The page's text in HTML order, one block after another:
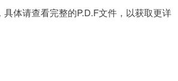
体请查看完整的P.D.F文件，以获取更详